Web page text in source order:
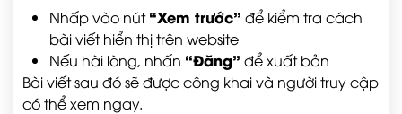
Nhấp vào nút“Xem trước” để kiểm tra cách
bài viết hiển thị trên website
Nếu hài lòng, nhấn “Đăng” để xuất bản
Bài viết sau đó sẽ được công khai và người truy cập
có thể xem ngay.